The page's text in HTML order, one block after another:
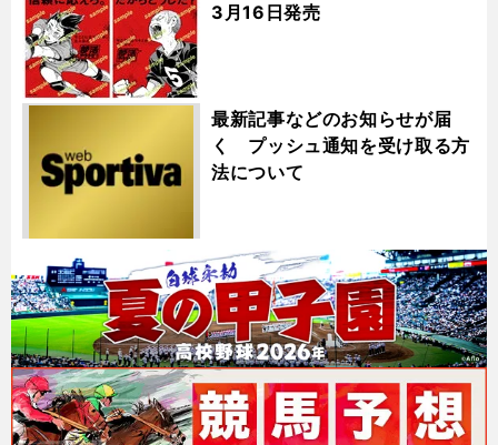
3月16日発売
最新記事などのお知らせが届
く プッシュ通知を受け取る方
法について